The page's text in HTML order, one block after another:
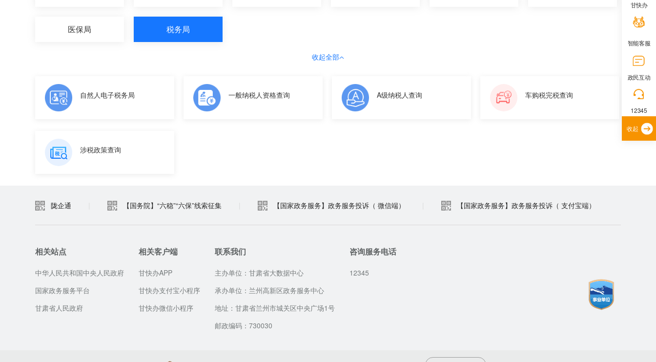
医保局 税务局
收起全部
自然人电子税务局 一般纳税人资格查询 A级纳税人查询 车购税完税查询
涉税政策查询
陇企通 【国务院】“六稳”“六保”线索征集 【国家政务服务】政务服务投诉（ 微信端） 【国家政务服务】政务服务投诉（ 支付宝端）
相关站点
中华人民共和国中央人民政府
国家政务服务平台
甘肃省人民政府
相关客户端
甘快办APP
甘快办支付宝小程序
甘快办微信小程序
联系我们
主办单位：甘肃省大数据中心
承办单位：兰州高新区政务服务中心
地址：甘肃省兰州市城关区中央广场1号
邮政编码：730030
咨询服务电话
12345
甘快办
智能客服
政民互动
12345
收起